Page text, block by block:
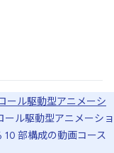
ール駆動型アニメーシ
ール駆動型アニメーショ
10 部構成の動画コース